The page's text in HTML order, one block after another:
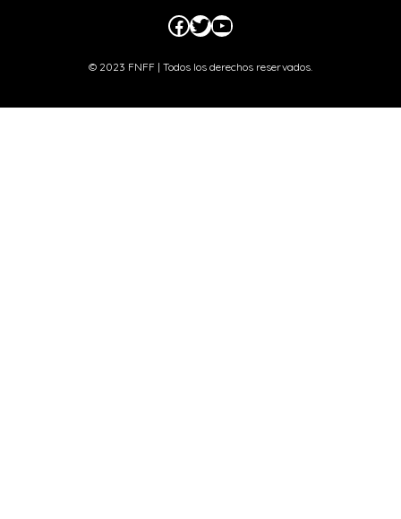
Facebook
Twitter
YouTube
© 2023 FNFF | Todos los derechos reservados.